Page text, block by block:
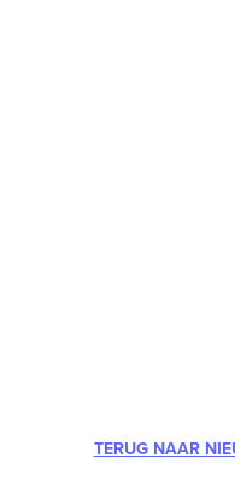
TERUG NAAR